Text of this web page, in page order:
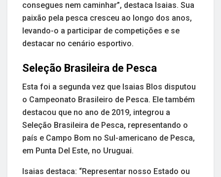
consegues nem caminhar”, destaca Isaias. Sua
paixão pela pesca cresceu ao longo dos anos,
levando-o a participar de competições e se
destacar no cenário esportivo.
Seleção Brasileira de Pesca
Esta foi a segunda vez que Isaias Blos disputou
o Campeonato Brasileiro de Pesca. Ele também
destacou que no ano de 2019, integrou a
Seleção Brasileira de Pesca, representando o
país e Campo Bom no Sul-americano de Pesca,
em Punta Del Este, no Uruguai.
Isaias destaca: “Representar nosso Estado ou